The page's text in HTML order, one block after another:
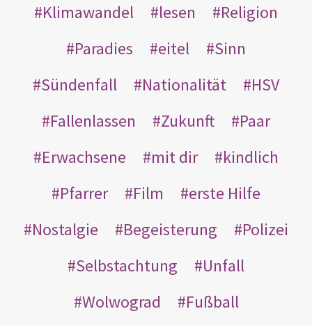
Klimawandel
lesen
Religion
Paradies
eitel
Sinn
Sündenfall
Nationalität
HSV
Fallenlassen
Zukunft
Paar
Erwachsene
mit dir
kindlich
Pfarrer
Film
erste Hilfe
Nostalgie
Begeisterung
Polizei
Selbstachtung
Unfall
Wolwograd
Fußball